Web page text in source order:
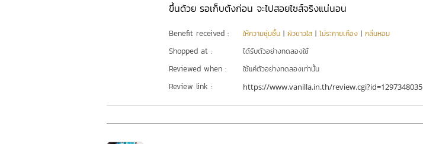
ขึ้นด้วย รอเก็บตังก่อน จะไปสอยไซส์จริงแน่นอน
Benefit received : ให้ความชุ่มชื้น | ผิวขาวใส | ไม่ระคายเคือง | กลิ่นหอม
Shopped at : ได้รับตัวอย่างทดลองใช้
Reviewed when : ใช้แค่ตัวอย่างทดลองเท่านั้น
Review link : https://www.vanilla.in.th/review.cgi?id=1297348035